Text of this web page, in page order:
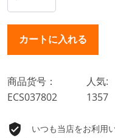
商品货号：
ECS037802
人気:
1357
いつも当店をお利用